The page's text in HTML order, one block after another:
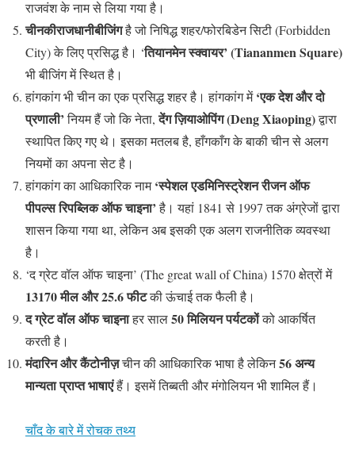
राजवंश के नाम से लिया गया है।
चीनकीराजधानीबीजिंगहै जो निषिद्ध शहर/फोरबिडेन सिटी (Forbidden
City) के लिए प्रसिद्ध है। ‘तियानमेन स्क्वायर’ (Tiananmen Square)
भी बीजिंग में स्थित है।
हांगकांग भी चीन का एक प्रसिद्ध शहर है। हांगकांग में‘एक देश और दो
प्रणाली’नियम हैं जो कि नेता,देंग ज़ियाओपिंग (Deng Xiaoping)द्वारा
स्थापित किए गए थे। इसका मतलब है, हाँगकाँग के बाकी चीन से अलग
नियमों का अपना सेट है।
हांगकांग का आधिकारिक नाम‘स्पेशल एडमिनिस्ट्रेशन रीजन ऑफ
पीपल्स रिपब्लिक ऑफ चाइना’है। यहां 1841 से 1997 तक अंग्रेजों द्वारा
शासन किया गया था, लेकिन अब इसकी एक अलग राजनीतिक व्यवस्था
है।
‘द ग्रेट वॉल ऑफ चाइना’ (The great wall of China) 1570 क्षेत्रों में
13170 मील और 25.6 फीटकी ऊंचाई तक फैली है।
द ग्रेट वॉल ऑफ चाइनाहर साल50 मिलियन पर्यटकोंको आकर्षित
करती है।
मंदारिन और कैंटोनीज़चीन की आधिकारिक भाषा है लेकिन56 अन्य
मान्यता प्राप्त भाषाएंहैं। इसमें तिब्बती और मंगोलियन भी शामिल हैं।
चाँद के बारे में रोचक तथ्य